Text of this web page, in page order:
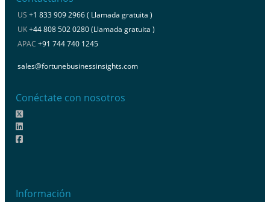
US +1 833 909 2966 ( Llamada gratuita )
UK+44 808 502 0280 (Llamada gratuita )
APAC +91 744 740 1245
sales@fortunebusinessinsights.com
Conéctate con nosotros
Información